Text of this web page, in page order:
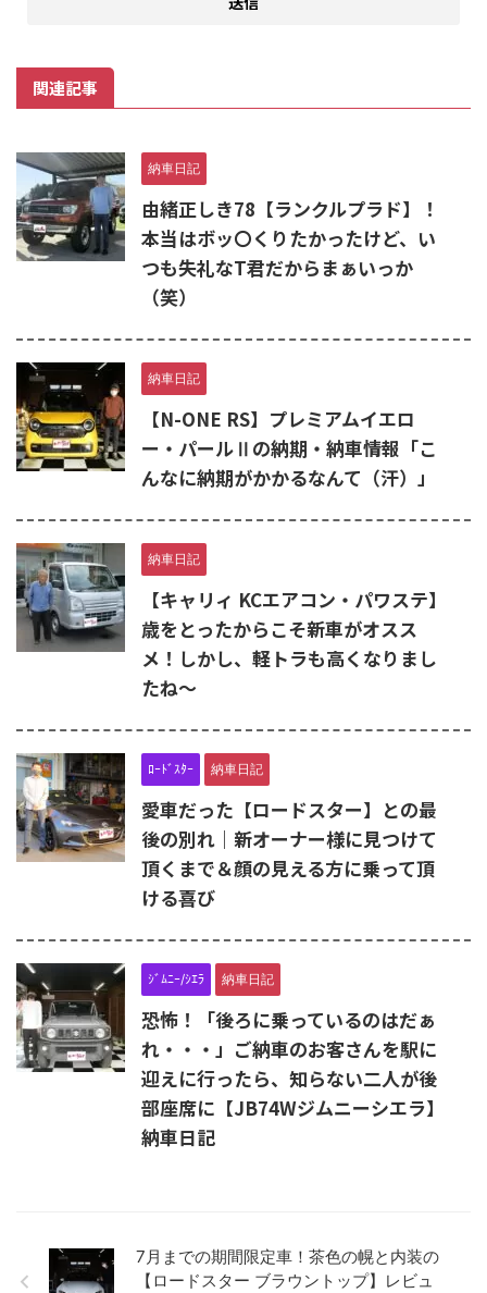
関連記事
納車日記
由緒正しき78【ランクルプラド】！
本当はボッ〇くりたかったけど、い
つも失礼なT君だからまぁいっか
（笑）
納車日記
【N-ONE RS】プレミアムイエロ
ー・パールⅡの納期・納車情報「こ
んなに納期がかかるなんて（汗）」
納車日記
【キャリィ KCエアコン・パワステ】
歳をとったからこそ新車がオスス
メ！しかし、軽トラも高くなりまし
たね〜
ﾛｰﾄﾞｽﾀｰ 納車日記
愛車だった【ロードスター】との最
後の別れ｜新オーナー様に見つけて
頂くまで＆顔の見える方に乗って頂
ける喜び
ｼﾞﾑﾆｰ/ｼｴﾗ 納車日記
恐怖！「後ろに乗っているのはだぁ
れ・・・」ご納車のお客さんを駅に
迎えに行ったら、知らない二人が後
部座席に【JB74Wジムニーシエラ】
納車日記
7月までの期間限定車！茶色の幌と内装の
【ロードスター ブラウントップ】レビュ